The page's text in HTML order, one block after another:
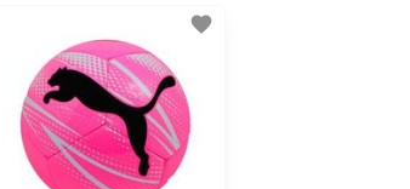
favorite